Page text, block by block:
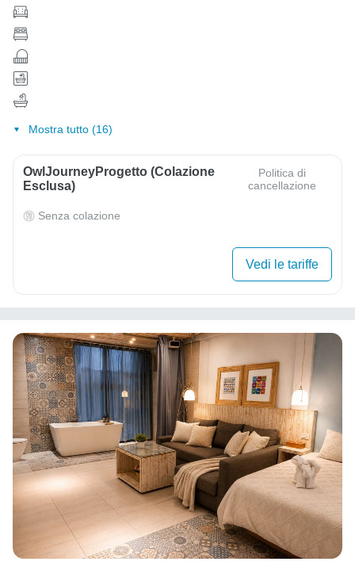
Mostra tutto (16)
OwlJourneyProgetto (colazione
Esclusa)
Politica di
cancellazione
Senza colazione
Vedi le tariffe